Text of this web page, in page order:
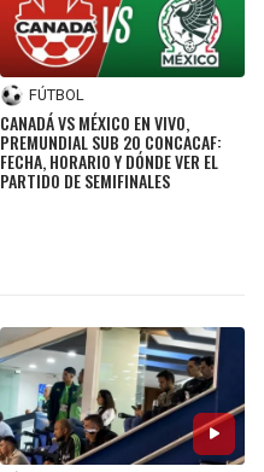
FÚTBOL
CANADÁ VS MÉXICO EN VIVO,
PREMUNDIAL SUB 20 CONCACAF:
FECHA, HORARIO Y DÓNDE VER EL
PARTIDO DE SEMIFINALES